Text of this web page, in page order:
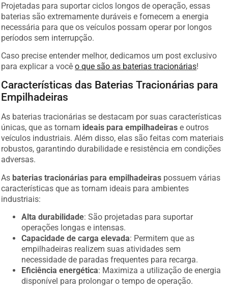
Projetadas para suportar ciclos longos de operação, essas
baterias são extremamente duráveis e fornecem a energia
necessária para que os veículos possam operar por longos
períodos sem interrupção.
Caso precise entender melhor, dedicamos um post exclusivo
para explicar a vocêo que são as baterias tracionárias!
Características das Baterias Tracionárias para
Empilhadeiras
As baterias tracionárias se destacam por suas características
únicas, que as tornam ideais para empilhadeiras e outros
veículos industriais. Além disso, elas são feitas com materiais
robustos, garantindo durabilidade e resistência em condições
adversas.
As baterias tracionárias para empilhadeiras possuem várias
características que as tornam ideais para ambientes
industriais:
Alta durabilidade: São projetadas para suportar
operações longas e intensas.
Capacidade de carga elevada: Permitem que as
empilhadeiras realizem suas atividades sem
necessidade de paradas frequentes para recarga.
Eficiência energética: Maximiza a utilização de energia
disponível para prolongar o tempo de operação.